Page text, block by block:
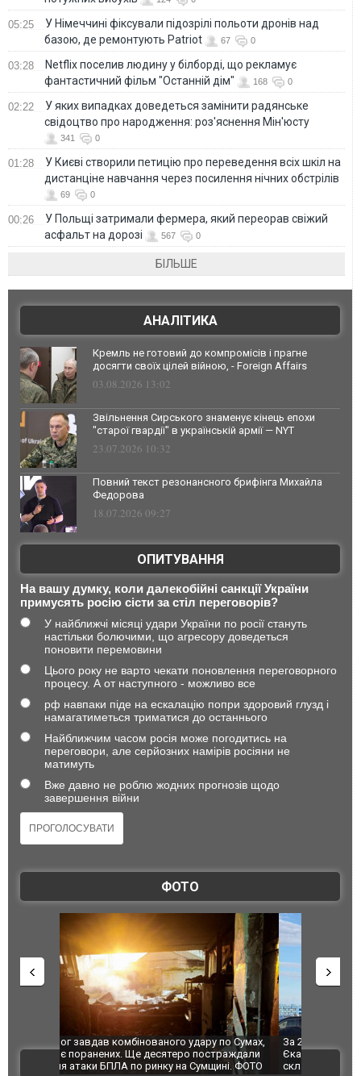
05:25
У Німеччині фіксували підозрілі польоти дронів над
базою, де ремонтують Patriot
67 0
03:28
Netflix поселив людину у білборді, що рекламує
фантастичний фільм "Останній дім"
168 0
02:22
У яких випадках доведеться замінити радянське
свідоцтво про народження: роз'яснення Мін'юсту
341 0
01:28
У Києві створили петицію про переведення всіх шкіл на
дистанціне навчання через посилення нічних обстрілів
69 0
00:26
У Польщі затримали фермера, який переорав свіжий
асфальт на дорозі
567 0
БІЛЬШЕ
АНАЛІТИКА
Кремль не готовий до компромісів і прагне
досягти своїх цілей війною, - Foreign Affairs
03.08.2026 13:02
Звільнення Сирського знаменує кінець епохи
"старої гвардії" в українській армії — NYT
23.07.2026 10:32
Повний текст резонансного брифінга Михайла
Федорова
18.07.2026 09:27
ОПИТУВАННЯ
На вашу думку, коли далекобійні санкції України
примусять росію сісти за стіл переговорів?
У найближчі місяці удари України по росії стануть
настільки болючими, що агресору доведеться
поновити перемовини
Цього року не варто чекати поновлення переговорного
процесу. А от наступного - можливо все
рф навпаки піде на ескалацію попри здоровий глузд і
намагатиметься триматися до останнього
Найближчим часом росія може погодитись на
переговори, але серйозних намірів росіяни не
матимуть
Вже давно не роблю жодних прогнозів щодо
завершення війни
ФОТО
За 2000 кілометрів від кордону з Україною: в
Єкатеринбурзі після атаки дронів загорівся
склад Wildberries. ФОТО. ВІДЕО
"Мої
ВІДЕО